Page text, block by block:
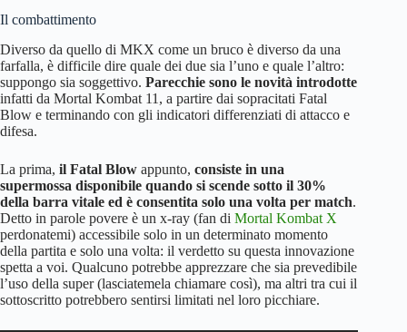
Il combattimento
Diverso da quello di MKX come un bruco è diverso da una
farfalla, è difficile dire quale dei due sia l’uno e quale l’altro:
suppongo sia soggettivo. Parecchie sono le novità introdotte
infatti da Mortal Kombat 11, a partire dai sopracitati Fatal
Blow e terminando con gli indicatori differenziati di attacco e
difesa.
La prima, il Fatal Blow appunto, consiste in una
supermossa disponibile quando si scende sotto il 30%
della barra vitale ed è consentita solo una volta per match.
Detto in parole povere è un x-ray (fan di Mortal Kombat X
perdonatemi) accessibile solo in un determinato momento
della partita e solo una volta: il verdetto su questa innovazione
spetta a voi. Qualcuno potrebbe apprezzare che sia prevedibile
l’uso della super (lasciatemela chiamare così), ma altri tra cui il
sottoscritto potrebbero sentirsi limitati nel loro picchiare.